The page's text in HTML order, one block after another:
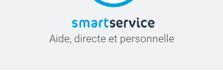
Aide, directe et personnelle